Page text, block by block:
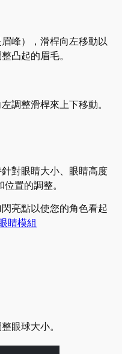
峰），滑桿向左移動以
凸起的眉毛。
調整滑桿來上下移動。
對眼睛大小、眼睛高度
置的調整。
亮點以使您的角色看起
睛模組
眼球大小。